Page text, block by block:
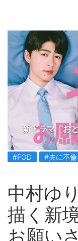
新ドラマ「お
#FOD #夫に不
中村ゆ
描く新
お願い